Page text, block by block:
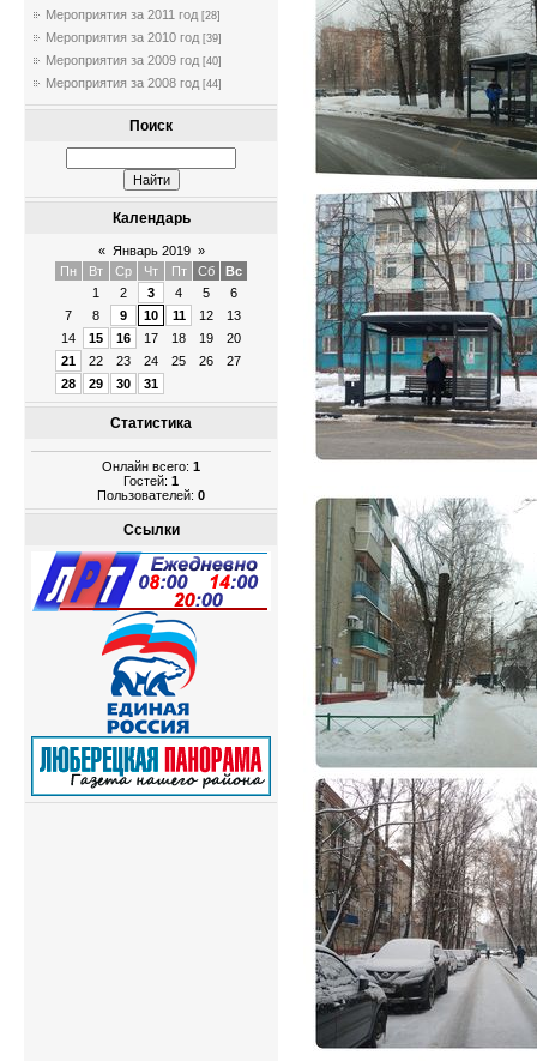
Мероприятия за 2011 год [28]
Мероприятия за 2010 год [39]
Мероприятия за 2009 год [40]
Мероприятия за 2008 год [44]
Поиск
Календарь
« Январь 2019 »
Пн
Вт Ср Чт Пт Сб
Вс
1
2 3 4 5
6
7
8 9 10 11 12
13
14
15 16 17 18 19
20
21
22 23 24 25 26
27
28
29 30 31
Статистика
Онлайн всего: 1
Гостей: 1
Пользователей: 0
Ссылки